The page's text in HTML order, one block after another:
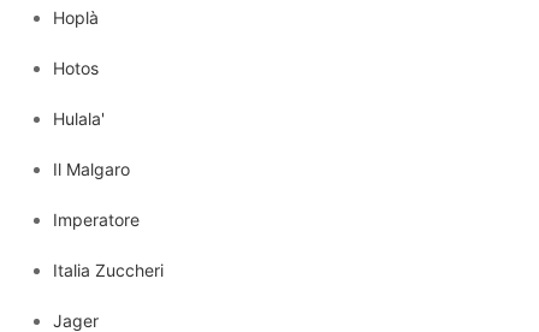
Hoplà
Hotos
Hulala'
Il Malgaro
Imperatore
Italia Zuccheri
Jager